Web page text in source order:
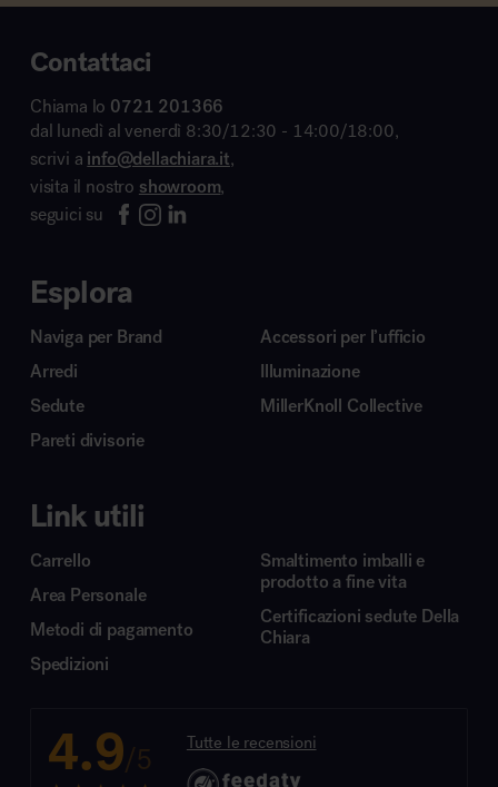
Contattaci
Chiama lo 0721 201366
dal lunedì al venerdì 8:30/12:30 - 14:00/18:00,
scrivi a info@dellachiara.it,
visita il nostro showroom,
seguici su
Esplora
Naviga per Brand
Arredi
Sedute
Pareti divisorie
Accessori per l’ufficio
Illuminazione
MillerKnoll Collective
Link utili
Carrello
Area Personale
Metodi di pagamento
Spedizioni
Smaltimento imballi e
prodotto a fine vita
Certificazioni sedute Della
Chiara
4.9/5 Tutte le recensioni